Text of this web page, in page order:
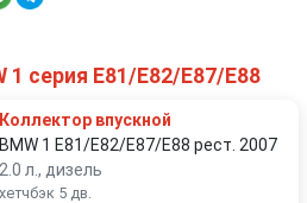
1 серия E81/E82/E87/E88
Коллектор впускной
BMW 1 E81/E82/E87/E88 рест. 2007
2.0 л., дизель
хетчбэк 5 дв.